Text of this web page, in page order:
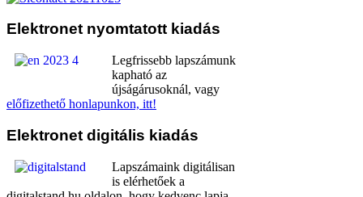
Elektronet nyomtatott kiadás
Legfrissebb lapszámunk
kapható az
újságárusoknál, vagy
előfizethető honlapunkon, itt!
Elektronet digitális kiadás
Lapszámaink digitálisan
is elérhetőek a